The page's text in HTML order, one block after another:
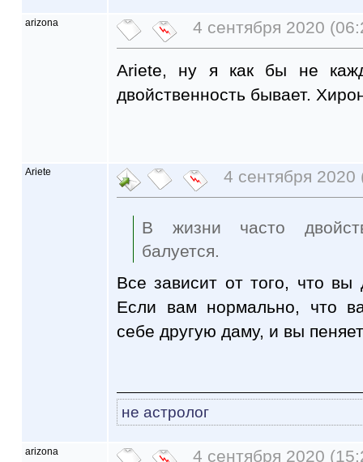
arizona 4 сентября 2020
Ariete, ну я как бы не
двойственность бывает.
Ariete 4 сентября 2020
В жизни часто
балуется.
Все зависит от того, что вы
Если вам нормально, что
себе другую даму, и вы
не астролог
arizona 4 сентября 2020